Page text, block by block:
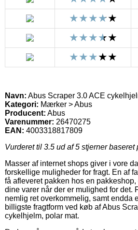
Navn: Abus Scraper 3.0 ACE
Kategori: Mærker > Abus
Producent: Abus
Varenummer: 26470275
EAN: 4003318817809
Vurderet til 3.5 ud af 5 stjerner baseret
Masser af internet shops giver i vore
forskellige muligheder for fragt. En af
få afleveret pakken hos en
dine varer når der er mulighed for det.
nemlig ret overkommelig, samt endda
billigste fragtform ved køb af Abus
cykelhjelm, polar mat.